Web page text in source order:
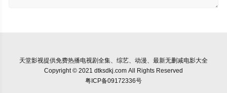
天堂影视提供免费热播电视剧全集、综艺、动漫、最新无删减电影大全
Copyright © 2021 dtksdkj.com All Rights Reserved
粤ICP备09172336号